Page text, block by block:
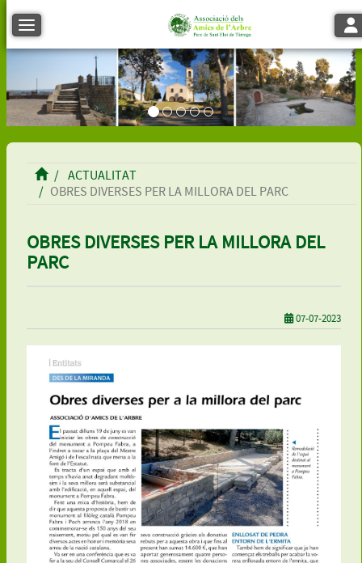
Toggle navigation
ACTUALITAT
OBRES DIVERSES PER LA MILLORA DEL PARC
OBRES DIVERSES PER LA MILLORA DEL
PARC
07-07-2023